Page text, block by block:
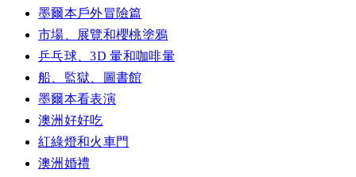
墨爾本戶外冒險篇
市場、展覽和櫻桃塗鴉
乒乓球、3D 暈和咖啡暈
船、監獄、圖書館
墨爾本看表演
澳洲好好吃
紅綠燈和火車門
澳洲婚禮